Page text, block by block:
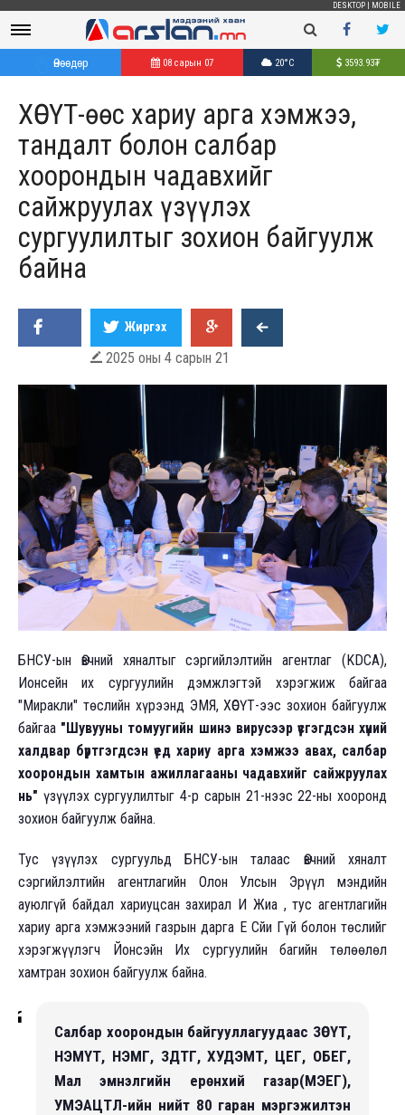
DESKTOP MOBILE
Өнөөдөр 08 сарын 07 20°C 3593.93₮
ХӨСҮТ-өөс хариу арга хэмжээ,
тандалт болон салбар
хоорондын чадавхийг
сайжруулах үзүүлэх
сургуулилтыг зохион байгуулж
байна
Жиргэх
 2025 оны 4 сарын 21
БНСУ-ын Өвчний хяналтыг сэргийлэлтийн агентлаг (KDCA),
Ионсейн их сургуулийн дэмжлэгтэй хэрэгжиж байгаа
"Миракли" төслийн хүрээнд ЭМЯ, ХӨСҮТ-ээс зохион байгуулж
байгаа "Шувууны томуугийн шинэ вирусээр үүсгэгдсэн хүний
халдвар бүртгэгдсэн үед хариу арга хэмжээ авах, салбар
хоорондын хамтын ажиллагааны чадавхийг сайжруулах
нь" үзүүлэх сургуулилтыг 4-р сарын 21-нээс 22-ны хооронд
зохион байгуулж байна.
Тус үзүүлэх сургуульд БНСУ-ын талаас Өвчний хяналт
сэргийлэлтийн агентлагийн Олон Улсын Эрүүл мэндийн
ауюлгүй байдал хариуцсан захирал И Жиа , тус агентлагийн
хариу арга хэмжээний газрын дарга Е Сйи Гүй болон төслийг
хэрэгжүүлэгч Йонсэйн Их сургуулийн багийн төлөөлөл
хамтран зохион байгуулж байна.
Салбар хоорондын байгууллагуудаас ЗӨСҮТ,
НЭМҮТ, НЭМГ, ЗДТГ, ХУДЭМТ, ЦЕГ, ОБЕГ,
Мал эмнэлгийн ерөнхий газар(МЭЕГ),
УМЭАЦТЛ-ийн нийт 80 гаран мэргэжилтэн